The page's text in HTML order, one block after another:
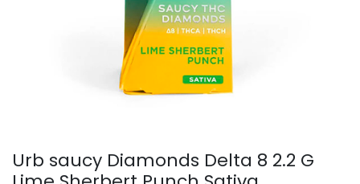
Urb saucy Diamonds Delta 8 2.2 G